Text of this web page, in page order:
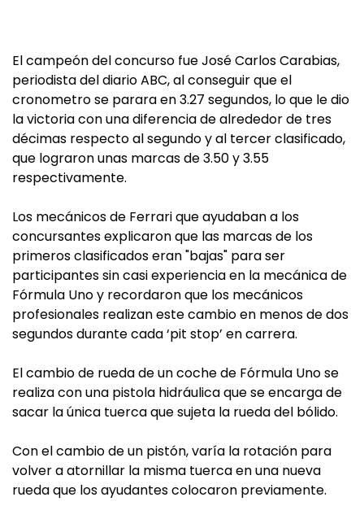
El campeón del concurso fue José Carlos Carabias,
periodista del diario ABC, al conseguir que el
cronometro se parara en 3.27 segundos, lo que le dio
la victoria con una diferencia de alrededor de tres
décimas respecto al segundo y al tercer clasificado,
que lograron unas marcas de 3.50 y 3.55
respectivamente.
Los mecánicos de Ferrari que ayudaban a los
concursantes explicaron que las marcas de los
primeros clasificados eran "bajas" para ser
participantes sin casi experiencia en la mecánica de
Fórmula Uno y recordaron que los mecánicos
profesionales realizan este cambio en menos de dos
segundos durante cada ‘pit stop’ en carrera.
El cambio de rueda de un coche de Fórmula Uno se
realiza con una pistola hidráulica que se encarga de
sacar la única tuerca que sujeta la rueda del bólido.
Con el cambio de un pistón, varía la rotación para
volver a atornillar la misma tuerca en una nueva
rueda que los ayudantes colocaron previamente.